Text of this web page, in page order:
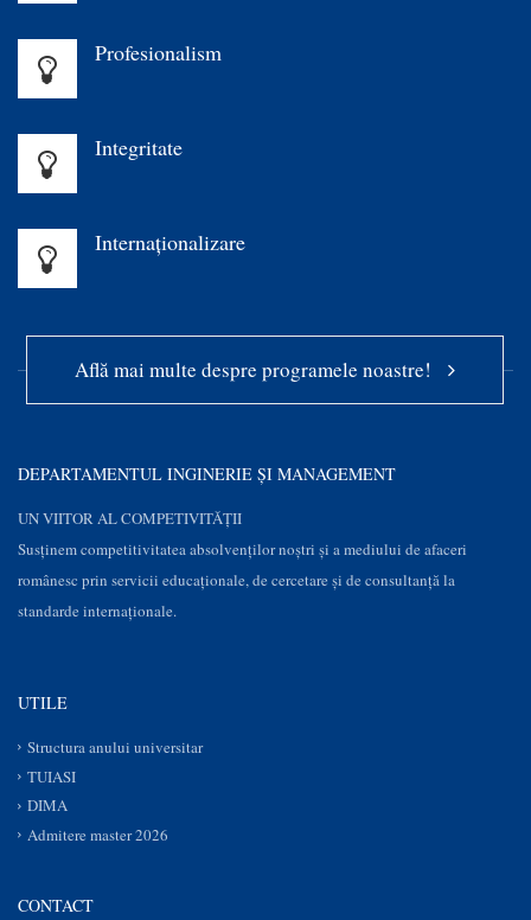
Profesionalism
Integritate
Internaționalizare
Află mai multe despre programele noastre!
DEPARTAMENTUL INGINERIE ȘI MANAGEMENT
UN VIITOR AL COMPETIVITĂȚII
Susţinem competitivitatea absolvenților noștri și a mediului de afaceri
românesc prin servicii educaţionale, de cercetare şi de consultanţă la
standarde internaționale.
UTILE
Structura anului universitar
TUIASI
DIMA
Admitere master 2026
CONTACT